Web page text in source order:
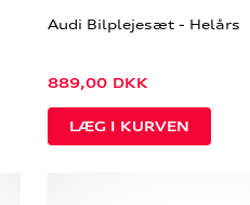
Audi Bilplejesæt - Helårs
889,00 DKK